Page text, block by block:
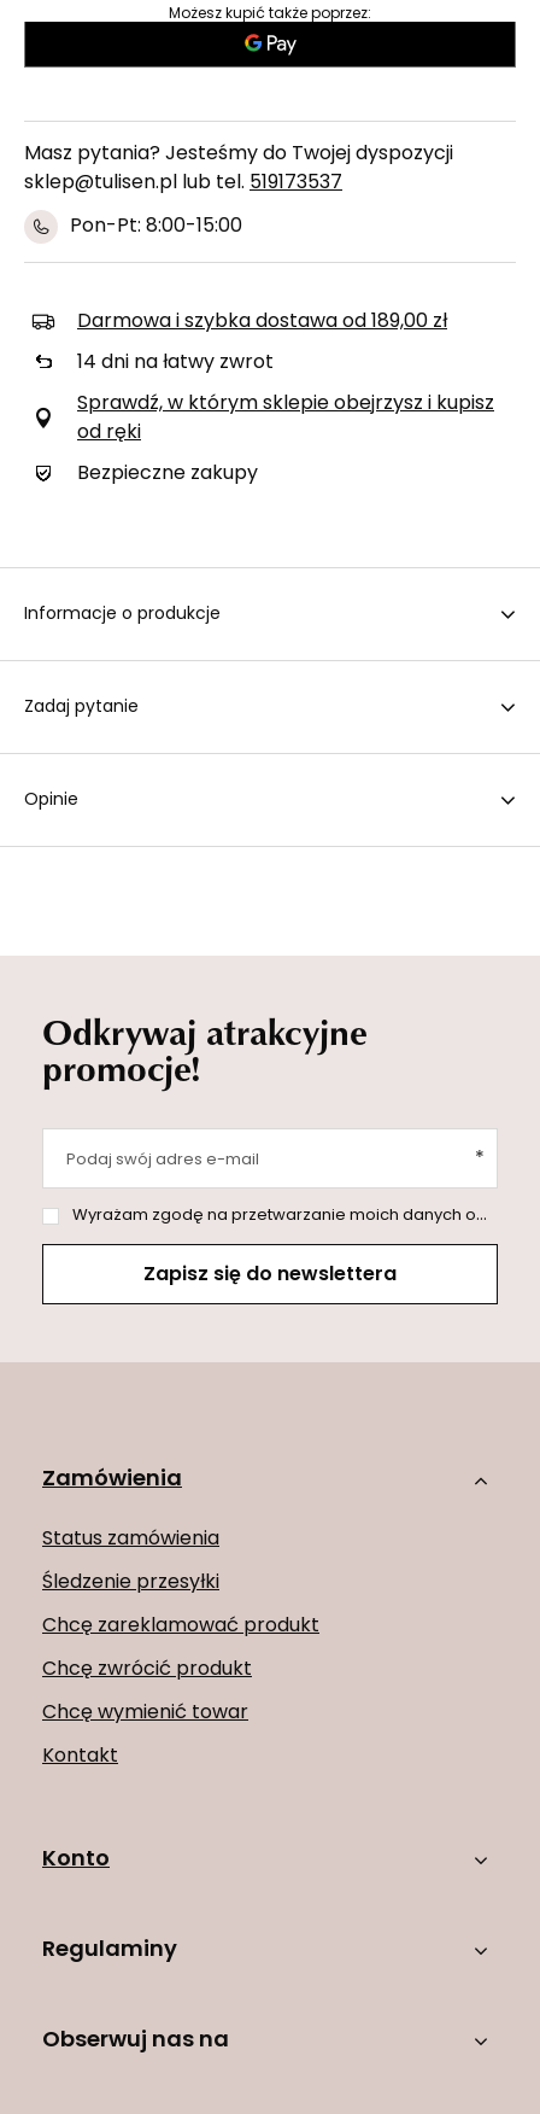
Możesz kupić także poprzez:
Masz pytania? Jesteśmy do Twojej dyspozycji
sklep@tulisen.pl lub tel. 519173537
Pon-Pt: 8:00-15:00
Darmowa i szybka dostawa od 189,00 zł
14 dni na łatwy zwrot
Sprawdź, w którym sklepie obejrzysz i kupisz
od ręki
Bezpieczne zakupy
Informacje o produkcje
Zadaj pytanie
Opinie
Odkrywaj atrakcyjne
promocje!
Podaj swój adres e-mail
Wyrażam zgodę na przetwarzanie moich danych osobowych (adres e-mail) na potrzeby wysyłki newslettera z informacją handlową (marketing). Więcej w
Zapisz się do newslettera
Zamówienia
Status zamówienia
Śledzenie przesyłki
Chcę zareklamować produkt
Chcę zwrócić produkt
Chcę wymienić towar
Kontakt
Konto
Regulaminy
Obserwuj nas na